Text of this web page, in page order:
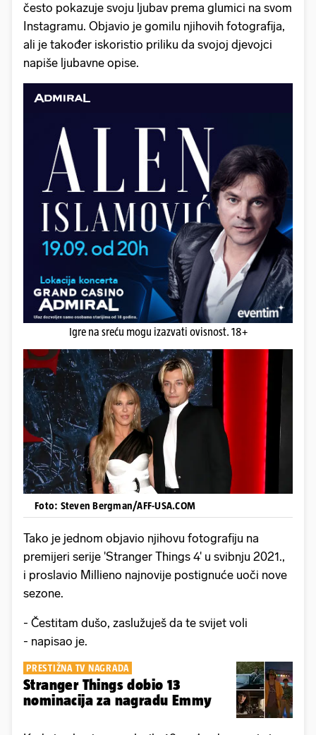
često pokazuje svoju ljubav prema glumici na svom
Instagramu. Objavio je gomilu njihovih fotografija,
ali je također iskoristio priliku da svojoj djevojci
napiše ljubavne opise.
Igre na sreću mogu izazvati ovisnost. 18+
Foto: Steven Bergman/AFF-USA.COM
Tako je jednom objavio njihovu fotografiju na
premijeri serije 'Stranger Things 4' u svibnju 2021.,
i proslavio Millieno najnovije postignuće uoči nove
sezone.
- Čestitam dušo, zaslužuješ da te svijet voli
- napisao je.
PRESTIŽNA TV NAGRADA
Stranger Things dobio 13
nominacija za nagradu Emmy